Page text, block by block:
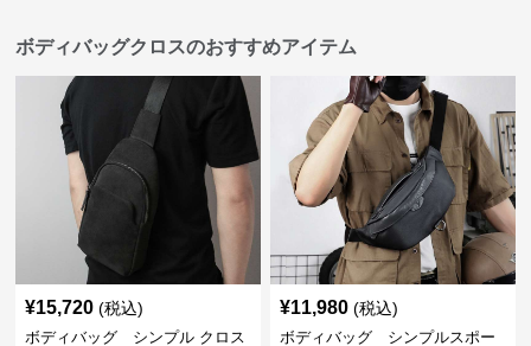
ボディバッグクロスのおすすめアイテム
¥15,720 (税込)
ボディバッグ シンプル クロス
¥11,980 (税込)
ボディバッグ シンプルスポー